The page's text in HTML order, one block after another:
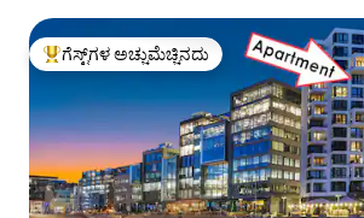
ಗೆಸ್ಟ್‌ಗಳಿಗೆ ಅತಿ ಹೆಚ್ಚು ಅಚ್ಚುಮೆಚ್ಚಿನದು
ಗೆಸ್ಟ್‌ಗಳ ಅಚ್ಚುಮೆಚ್ಚಿನದು